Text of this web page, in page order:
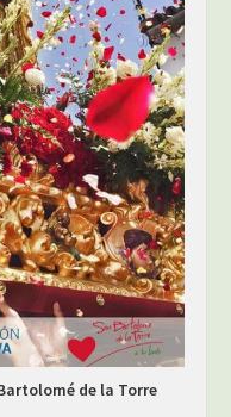
de la Torre